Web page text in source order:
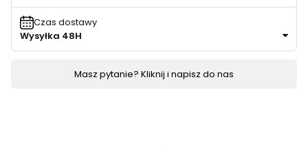
Czas dostawy
Wysyłka 48H
Masz pytanie? Kliknij i napisz do nas